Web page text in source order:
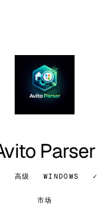
Parser
高级 WINDOWS ✓
市场